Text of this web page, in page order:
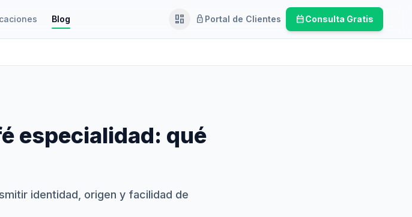
Blog dashboardEjecutivo
lock Portal de Clientes calendar_monthConsulta Gratis
especialidad: qué
identidad, origen y facilidad de